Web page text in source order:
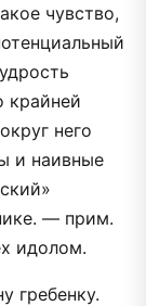
чувство,
крайней
него
и наивные
— прим.
идолом.
гребенку.